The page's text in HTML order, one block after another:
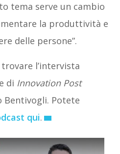
tema serve un cambio
la produttività e
delle persone”.
l’intervista
di Innovation Post
Bentivogli. Potete
qui.